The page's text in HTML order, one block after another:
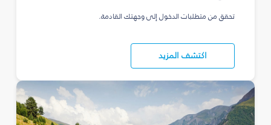
تحقق من متطلبات الدخول إلى وجهتك القادمة.
اكتشف المزيد